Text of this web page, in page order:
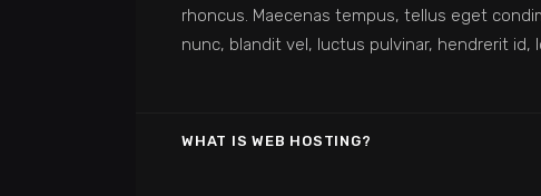
rhoncus. Maecenas tempus, tellus eget
nunc, blandit vel, luctus pulvinar, hendrerit
WHAT IS WEB HOSTING?